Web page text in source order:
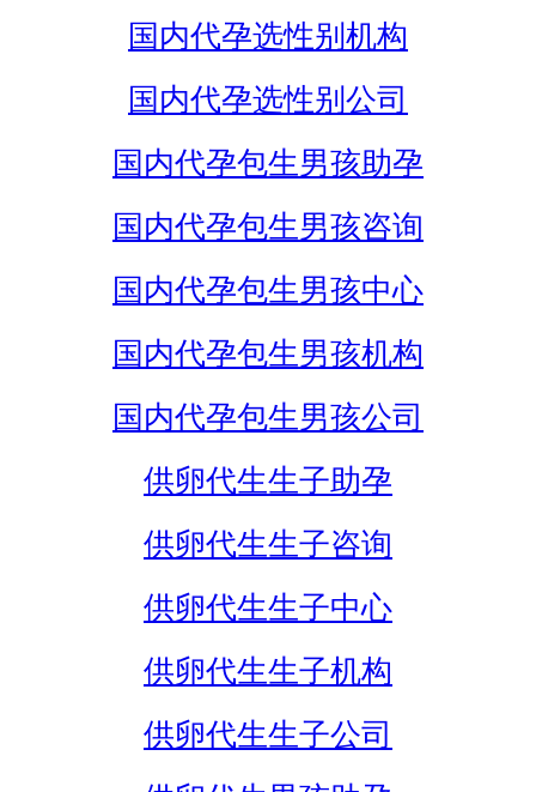
国内代孕选性别机构
国内代孕选性别公司
国内代孕包生男孩助孕
国内代孕包生男孩咨询
国内代孕包生男孩中心
国内代孕包生男孩机构
国内代孕包生男孩公司
供卵代生生子助孕
供卵代生生子咨询
供卵代生生子中心
供卵代生生子机构
供卵代生生子公司